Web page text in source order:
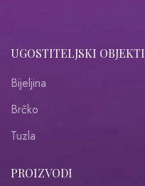
UGOSTITELJSKI OBJEKTI
Bijeljina
Brčko
Tuzla
PROIZVODI